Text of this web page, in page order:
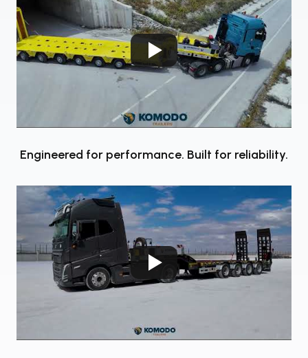
Engineered for performance. Built for reliability.